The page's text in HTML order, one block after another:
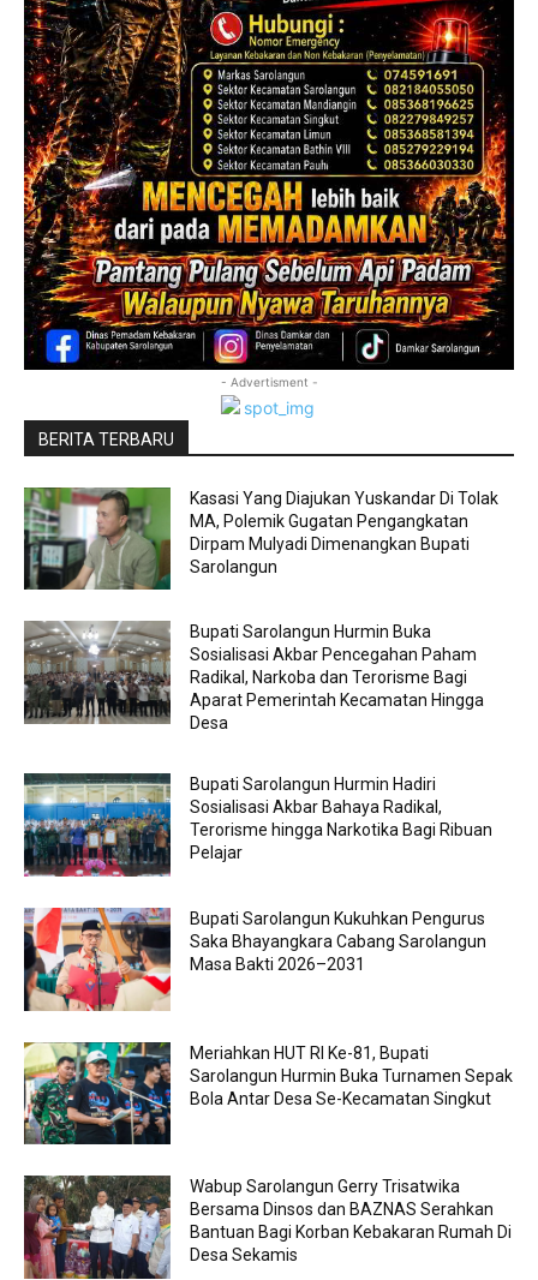
- Advertisment -
BERITA TERBARU
Kasasi Yang Diajukan Yuskandar Di Tolak
MA, Polemik Gugatan Pengangkatan
Dirpam Mulyadi Dimenangkan Bupati
Sarolangun
Bupati Sarolangun Hurmin Buka
Sosialisasi Akbar Pencegahan Paham
Radikal, Narkoba dan Terorisme Bagi
Aparat Pemerintah Kecamatan Hingga
Desa
Bupati Sarolangun Hurmin Hadiri
Sosialisasi Akbar Bahaya Radikal,
Terorisme hingga Narkotika Bagi Ribuan
Pelajar
Bupati Sarolangun Kukuhkan Pengurus
Saka Bhayangkara Cabang Sarolangun
Masa Bakti 2026–2031
Meriahkan HUT RI Ke-81, Bupati
Sarolangun Hurmin Buka Turnamen Sepak
Bola Antar Desa Se-Kecamatan Singkut
Wabup Sarolangun Gerry Trisatwika
Bersama Dinsos dan BAZNAS Serahkan
Bantuan Bagi Korban Kebakaran Rumah Di
Desa Sekamis